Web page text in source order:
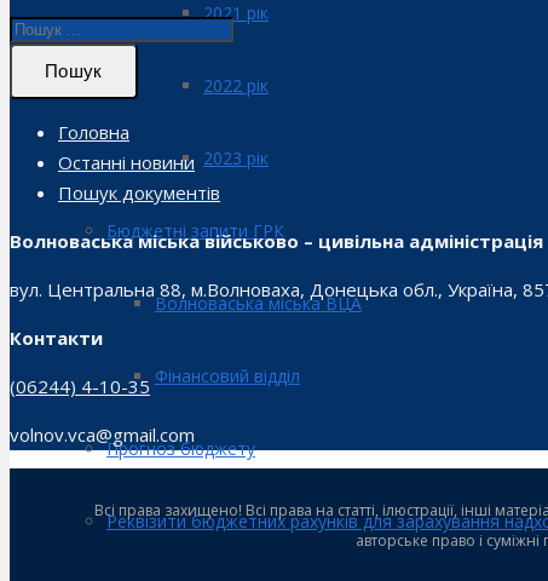
2021 рік
2022 рік
2023 рік
Бюджетні запити ГРК
Волноваська міська ВЦА
Фінансовий відділ
Прогноз бюджету
Реквізити бюджетних рахунків для зарахування
Пошук
Головна
Останні новини
Пошук документів
Волноваська міська військово – цивільна адміністрація
вул. Центральна 88, м.Волноваха, Донецька обл., Україна,
Контакти
(06244) 4-10-35
volnov.vca@gmail.com
Всі права захищено! Всі права на статті, ілюстрації, інші
авторське право і